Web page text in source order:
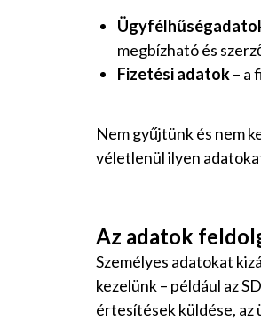
megbízható és
Fizetési adatok– a
Nem gyűjtünk és nem
véletlenül ilyen
Az adatok
Személyes adatokat
kezelünk – például az
értesítések küldése, az